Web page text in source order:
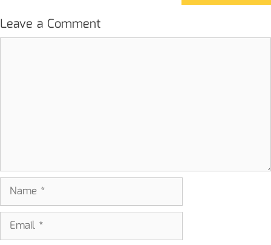
Leave a Comment
Name
Email